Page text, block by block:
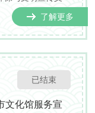
了解更多
已结束
文化馆服务宣